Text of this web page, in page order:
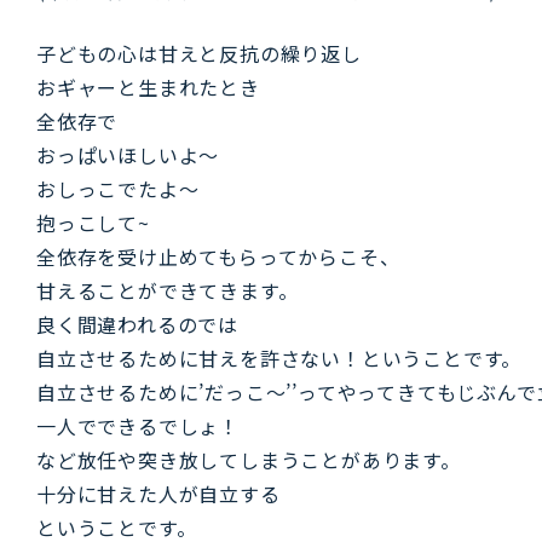
子どもの心は甘えと反抗の繰り返し
おギャーと生まれたとき
全依存で
おっぱいほしいよ～
おしっこでたよ～
抱っこして~
全依存を受け止めてもらってからこそ、
甘えることができてきます。
良く間違われるのでは
自立させるために甘えを許さない！ということです。
自立させるために’だっこ～’’ってやってきてもじぶんで
一人でできるでしょ！
など放任や突き放してしまうことがあります。
十分に甘えた人が自立する
ということです。